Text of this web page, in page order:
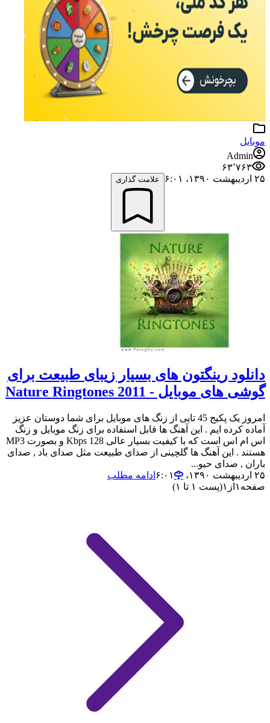
موبایل
Admin
۶۳٬۷۶۳
۲۵ اردیبهشت ۱۳۹۰،‏ ۶:۰۱
علامت گذاری
دانلود رینگتون های بسیار زیبای طبیعت برای
گوشی های موبایل - Nature Ringtones 2011
امروز یک پکیج 45 تایی از زنگ های موبایل برای شما دوستان عزیز
آماده کرده ایم . این آهنگ ها قابل استفاده برای زنگ موبایل و زنگ
اس ام اس است که با کیفیت بسیار عالی 128 Kbps و بصورت MP3
هستند . این آهنگ ها گلچینی از صدای طبیعت مثل صدای باد , صدای
باران , صدای حیو...
۲۵ اردیبهشت ۱۳۹۰،‏ ۶:۰۱
ادامه مطلب
صفحه ۱ از ۱(پست ۱ تا ۱)